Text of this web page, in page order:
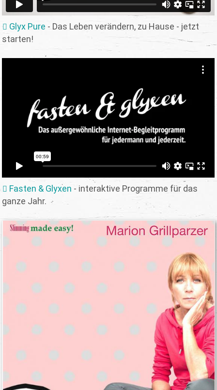
Glyx Pure - Das Leben verändern, zu Hause - jetzt
starten!
Fasten & Glyxen - interaktive Programme für das
ganze Jahr.